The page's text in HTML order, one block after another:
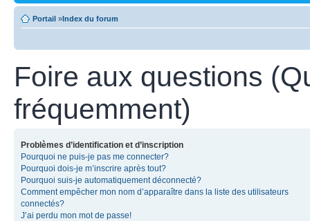
Portail »Index du forum
Foire aux questions
fréquemment)
Problèmes d’identification et d’inscription
Pourquoi ne puis-je pas me connecter?
Pourquoi dois-je m’inscrire après tout?
Pourquoi suis-je automatiquement déconnecté?
Comment empêcher mon nom d’apparaître dans la liste des utilisateurs
connectés?
J’ai perdu mon mot de passe!